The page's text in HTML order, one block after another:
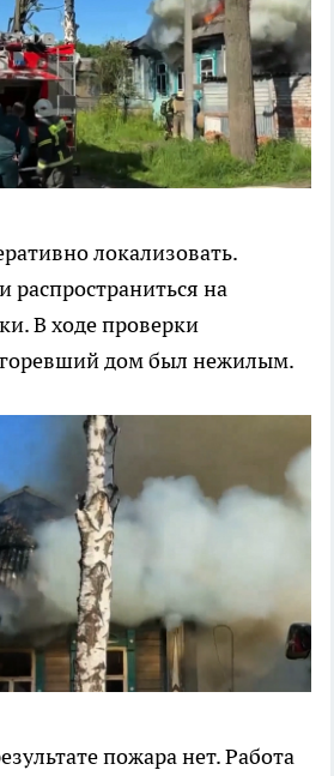
локализовать.
на
В ходе проверки
дом был нежилым.
пожара нет. Работа